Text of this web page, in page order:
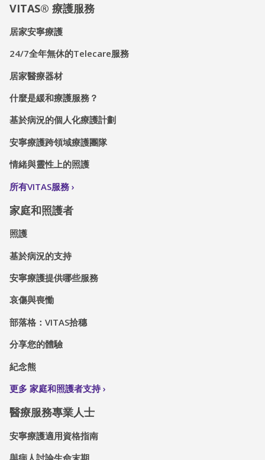
VITAS® 療護服務
居家安寧療護
24/7全年無休的Telecare服務
居家醫療器材
什麼是緩和療護服務？
基於病況的個人化療護計劃
安寧療護跨領域療護團隊
情緒與靈性上的照護
所有VITAS服務
家庭和照護者
照護
基於病況的支持
安寧療護提供哪些服務
哀傷與喪慟
部落格：VITAS拾穗
分享您的體驗
紀念熊
更多 家庭和照護者支持
醫療服務專業人士
安寧療護適用資格指南